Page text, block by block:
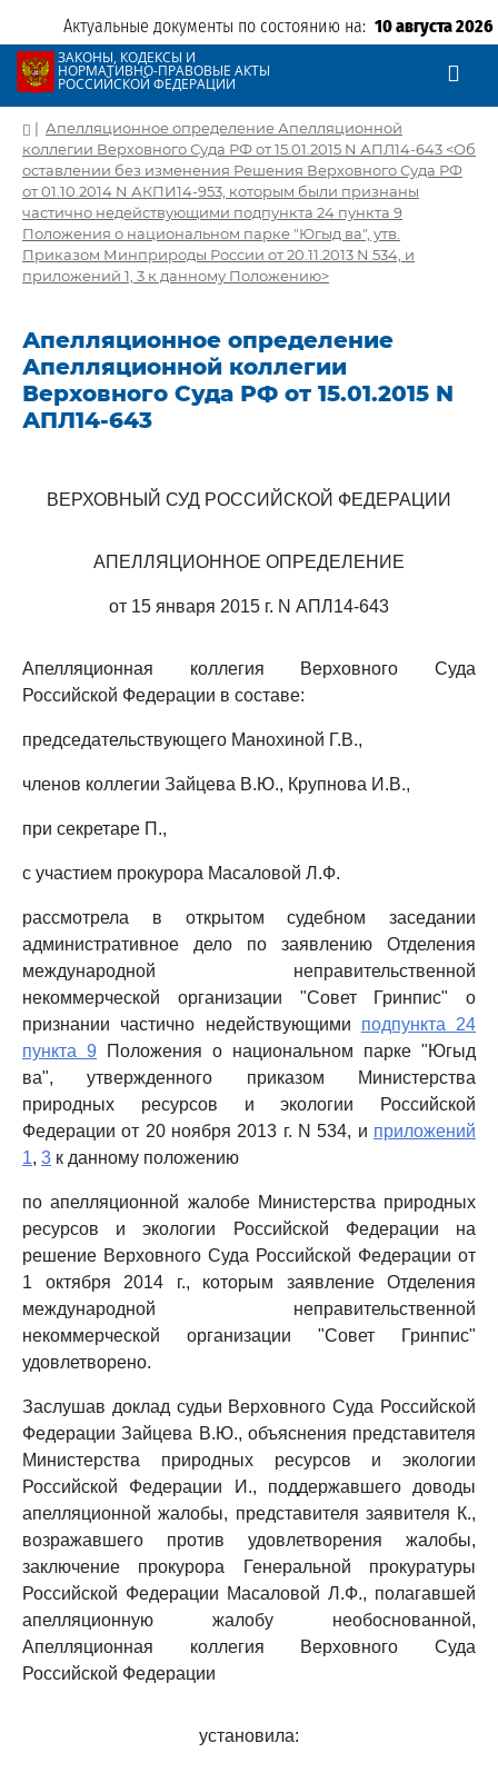
Актуальные документы по состоянию на: 10 августа 2026
ЗАКОНЫ, КОДЕКСЫ И
НОРМАТИВНО-ПРАВОВЫЕ АКТЫ
РОССИЙСКОЙ ФЕДЕРАЦИИ
| Апелляционное определение Апелляционной
коллегии Верховного Суда РФ от 15.01.2015 N АПЛ14-643 <Об
оставлении без изменения Решения Верховного Суда РФ
от 01.10.2014 N АКПИ14-953, которым были признаны
частично недействующими подпункта 24 пункта 9
Положения о национальном парке "Югыд ва", утв.
Приказом Минприроды России от 20.11.2013 N 534, и
приложений 1, 3 к данному Положению>
Апелляционное определение
Апелляционной коллегии
Верховного Суда РФ от 15.01.2015 N
АПЛ14-643
ВЕРХОВНЫЙ СУД РОССИЙСКОЙ ФЕДЕРАЦИИ
АПЕЛЛЯЦИОННОЕ ОПРЕДЕЛЕНИЕ
от 15 января 2015 г. N АПЛ14-643
Апелляционная коллегия Верховного Суда
Российской Федерации в составе:
председательствующего Манохиной Г.В.,
членов коллегии Зайцева В.Ю., Крупнова И.В.,
при секретаре П.,
с участием прокурора Масаловой Л.Ф.
рассмотрела в открытом судебном заседании
административное дело по заявлению Отделения
международной неправительственной
некоммерческой организации "Совет Гринпис" о
признании частично недействующими подпункта 24
пункта 9 Положения о национальном парке "Югыд
ва", утвержденного приказом Министерства
природных ресурсов и экологии Российской
Федерации от 20 ноября 2013 г. N 534, и приложений
1, 3 к данному положению
по апелляционной жалобе Министерства природных
ресурсов и экологии Российской Федерации на
решение Верховного Суда Российской Федерации от
1 октября 2014 г., которым заявление Отделения
международной неправительственной
некоммерческой организации "Совет Гринпис"
удовлетворено.
Заслушав доклад судьи Верховного Суда Российской
Федерации Зайцева В.Ю., объяснения представителя
Министерства природных ресурсов и экологии
Российской Федерации И., поддержавшего доводы
апелляционной жалобы, представителя заявителя К.,
возражавшего против удовлетворения жалобы,
заключение прокурора Генеральной прокуратуры
Российской Федерации Масаловой Л.Ф., полагавшей
апелляционную жалобу необоснованной,
Апелляционная коллегия Верховного Суда
Российской Федерации
установила: